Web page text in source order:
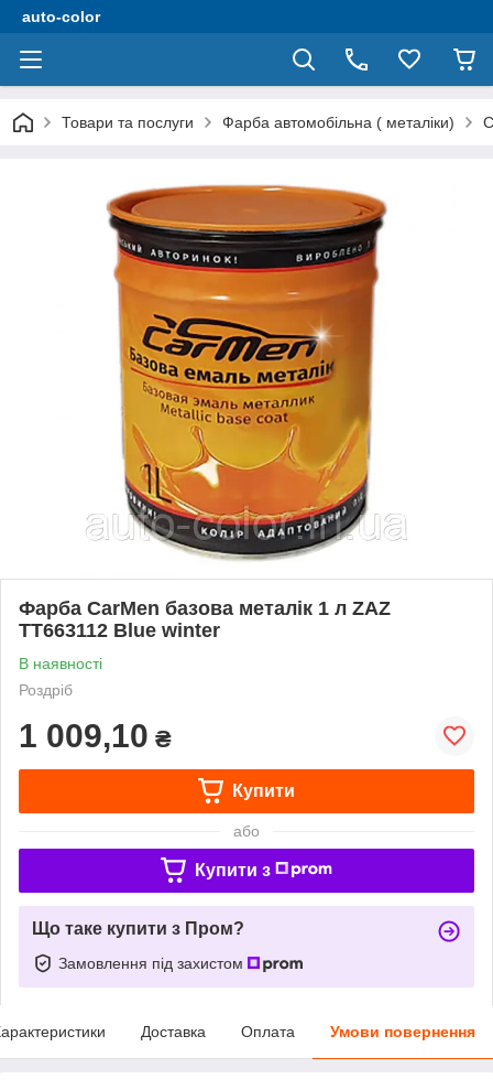
auto-color
Товари та послуги Фарба автомобільна ( металіки)
Фарба CarMen базова металік 1 л ZAZ
TT663112 Blue winter
В наявності
Роздріб
1 009,10 ₴
Купити
або
Купити з
Що таке купити з Пром?
Замовлення під захистом
Доставка Оплата Умови повернення